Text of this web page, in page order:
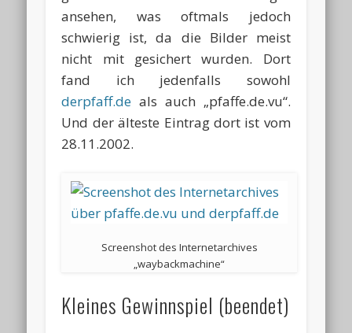
ansehen, was oftmals jedoch
schwierig ist, da die Bilder meist
nicht mit gesichert wurden. Dort
fand ich jedenfalls sowohl
derpfaff.de als auch „pfaffe.de.vu“.
Und der älteste Eintrag dort ist vom
28.11.2002.
Screenshot des Internetarchives
„waybackmachine“
Kleines Gewinnspiel (beendet)